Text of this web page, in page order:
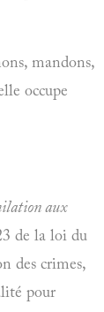
mandons,
occupe
aux
de la loi du
des crimes,
pour